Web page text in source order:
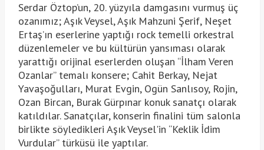
Serdar Öztop’un, 20. yüzyıla damgasını vurmuş üç
ozanımız; Aşık Veysel, Aşık Mahzuni Şerif, Neşet
Ertaş’ın eserlerine yaptığı rock temelli orkestral
düzenlemeler ve bu kültürün yansıması olarak
yarattığı orijinal eserlerden oluşan “İlham Veren
Ozanlar” temalı konsere; Cahit Berkay, Nejat
Yavaşoğulları, Murat Evgin, Ogün Sanlısoy, Rojin,
Ozan Bircan, Burak Gürpınar konuk sanatçı olarak
katıldılar. Sanatçılar, konserin finalini tüm salonla
birlikte söyledikleri Aşık Veysel'in “Keklik İdim
Vurdular” türküsü ile yaptılar.